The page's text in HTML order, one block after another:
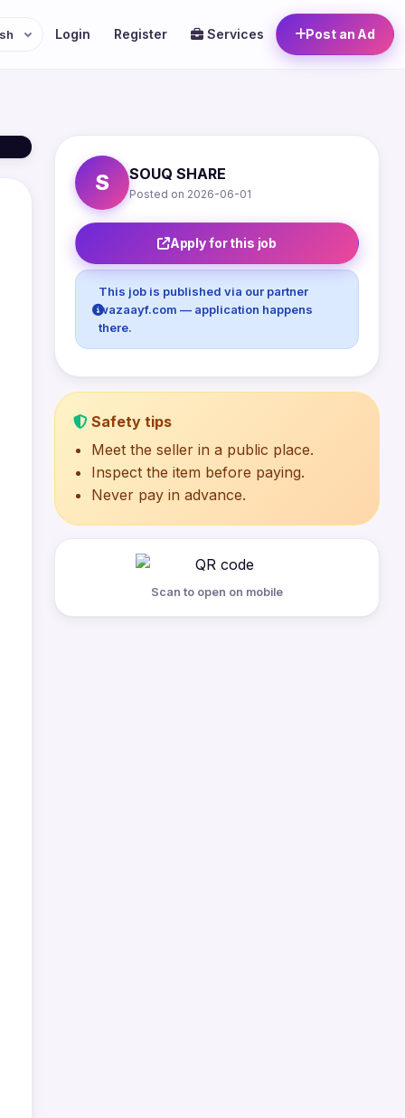
Login Register Services Post an Ad
S SOUQ SHARE
Posted on 2026-06-01
Apply for this job
This job is published via our partner
wazaayf.com — application happens
there.
Safety tips
Meet the seller in a public place.
Inspect the item before paying.
Never pay in advance.
Scan to open on mobile